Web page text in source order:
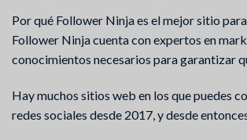
Por qué Follower Ninja es el mejor sitio
Follower Ninja cuenta con expertos en
conocimientos necesarios para garantizar
Hay muchos sitios web en los que puedes
redes sociales desde 2017, y desde